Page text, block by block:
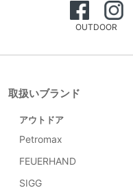
OUTDOOR
取扱いブランド
アウトドア
Petromax
FEUERHAND
SIGG